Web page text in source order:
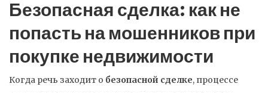
Безопасная сделка: как не
попасть на мошенников при
покупке недвижимости
Когда речь заходит о безопасной сделке, процессе